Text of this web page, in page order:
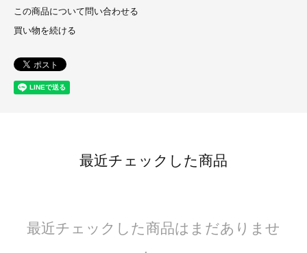
この商品について問い合わせる
買い物を続ける
最近チェックした商品
最近チェックした商品はまだありませ